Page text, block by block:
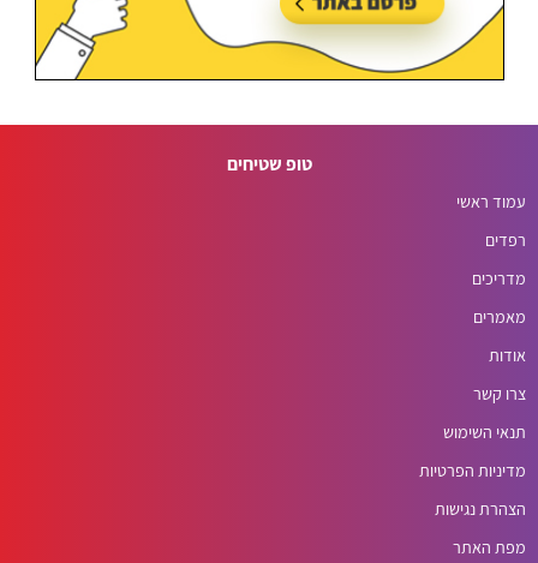
טופ שטיחים
עמוד ראשי
רפדים
מדריכים
מאמרים
אודות
צרו קשר
תנאי השימוש
מדיניות הפרטיות
הצהרת נגישות
מפת האתר